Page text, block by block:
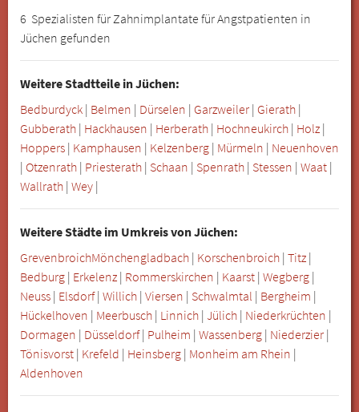
6 Spezialisten für Zahnimplantate für Angstpatienten in
Jüchen gefunden
Weitere Stadtteile in Jüchen:
Bedburdyck | Belmen | Dürselen | Garzweiler | Gierath |
Gubberath | Hackhausen | Herberath | Hochneukirch | Holz |
Hoppers | Kamphausen | Kelzenberg | Mürmeln | Neuenhoven
| Otzenrath | Priesterath | Schaan | Spenrath | Stessen | Waat |
Wallrath | Wey |
Weitere Städte im Umkreis von Jüchen:
GrevenbroichMönchengladbach | Korschenbroich | Titz |
Bedburg | Erkelenz | Rommerskirchen | Kaarst | Wegberg |
Neuss | Elsdorf| Willich | Viersen | Schwalmtal | Bergheim |
Hückelhoven | Meerbusch | Linnich | Jülich | Niederkrüchten |
Dormagen | Düsseldorf| Pulheim | Wassenberg | Niederzier |
Tönisvorst | Krefeld | Heinsberg | Monheim am Rhein |
Aldenhoven